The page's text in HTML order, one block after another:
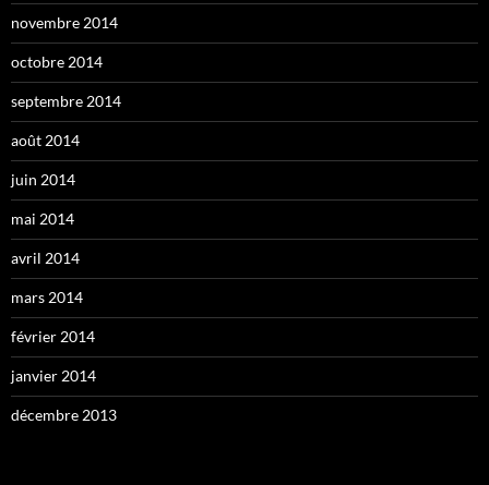
novembre 2014
octobre 2014
septembre 2014
août 2014
juin 2014
mai 2014
avril 2014
mars 2014
février 2014
janvier 2014
décembre 2013